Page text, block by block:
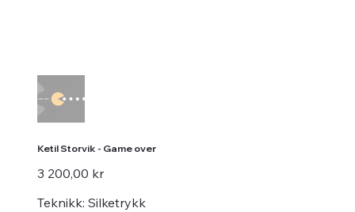
Ketil Storvik - Game over
Pris
3 200,00 kr
Teknikk: Silketrykk